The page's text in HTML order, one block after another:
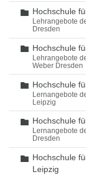
Ordner
Hochschule
Lehrangebote
Dresden
Ordner
Hochschule
Lehrangebote
Weber Dresden
Ordner
Hochschule
Lernangebote
Leipzig
Ordner
Hochschule
Lernangebote
Dresden
Ordner
Hochschule
Leipzig